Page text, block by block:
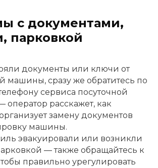
с документами,
парковкой
документы или ключи от
машины, сразу же обратитесь по
сервиса посуточной
оператор расскажет, как
замену документов
машины.
эвакуировали или возникли
— также обращайтесь к
правильно урегулировать